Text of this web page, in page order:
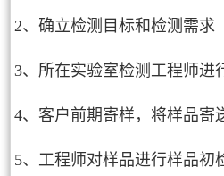
2、确立检测目标和检测需求
3、所在实验室检测工程师进
4、客户前期寄样，将样品寄
5、工程师对样品进行样品初